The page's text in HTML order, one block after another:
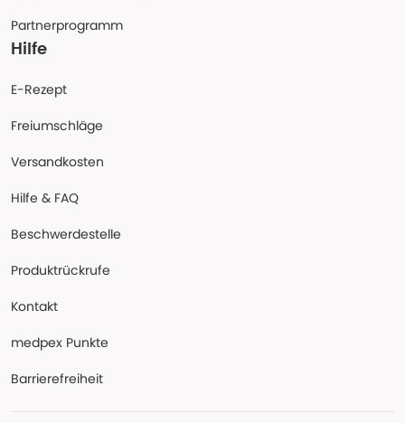
Partnerprogramm
Hilfe
E-Rezept
Freiumschläge
Versandkosten
Hilfe & FAQ
Beschwerdestelle
Produktrückrufe
Kontakt
medpex Punkte
Barrierefreiheit